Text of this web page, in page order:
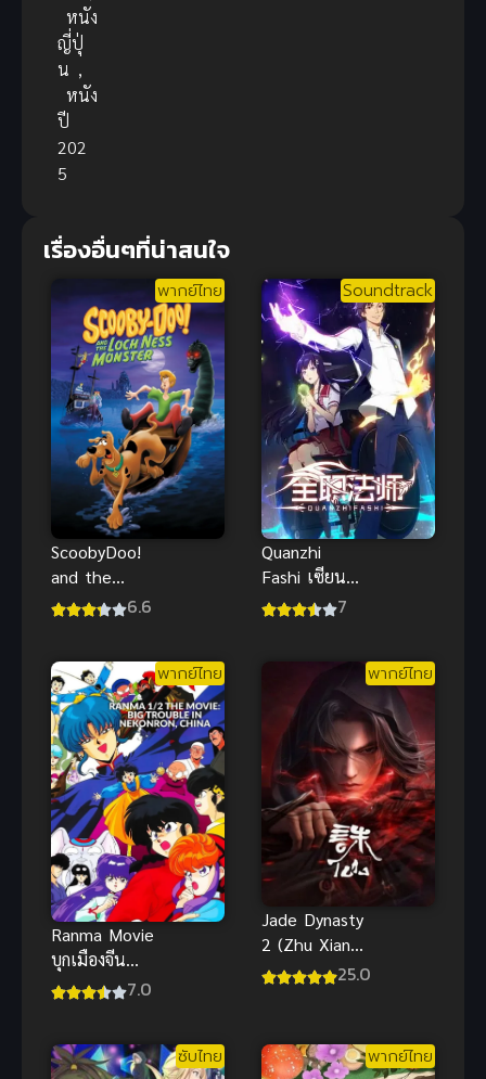
หนัง
ญี่ปุ่
น ,
หนัง
ปี
202
5
เรื่องอื่นๆที่น่าสนใจ
พากย์ไทย
ScoobyDoo!
and the
Loch Ness
บาดาล พากย์
ไทย
6.6
Soundtrack
Quanzhi
Fashi เซียน
จอมเวทย์เต็ม
7
พากย์ไทย
Ranma Movie
บุกเมืองจีน
พากย์ไทย รัน
7.0
พากย์ไทย
Jade Dynasty
2 (Zhu Xian
2) จูเซียน 25.0
ซับไทย พากย์ไทย